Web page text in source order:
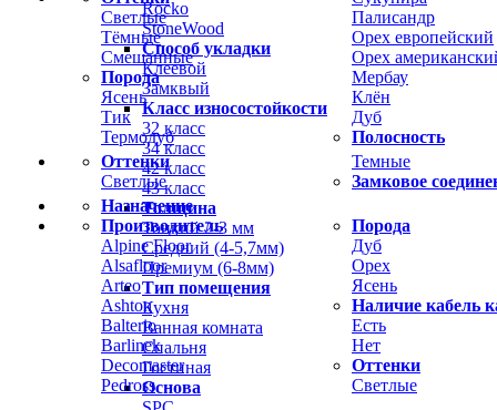
Светлые
Тёмные
Смешанные
Порода
Ясень
Тик
Термодуб
Палисандр
Орех европейский
Орех
Мербау
Клён
Дуб
Полосность
Оттенки
Светлые
Темные
Замковое
Назначение
Производитель
Alpine Floor
Alsafloor
Arteo
Ashton
Balterio
Barlinek
Decomaster
Pedross
Порода
Дуб
Орех
Ясень
Наличие кабель
Есть
Нет
Оттенки
Светлые
Rocko
StoneWood
Способ укладки
Клеевой
Замквый
Класс износостойкости
32 класс
34 класс
42 класс
43 класс
Толщина
Тонкий 2-3 мм
Средний (4-5,7мм)
Премиум (6-8мм)
Тип помещения
Кухня
Ванная комната
Спальня
Гостиная
Основа